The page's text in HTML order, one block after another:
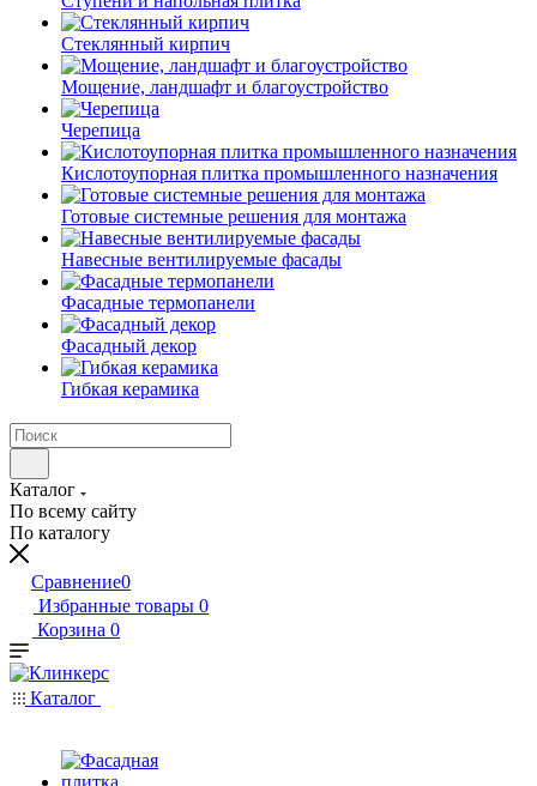
Cтеклянный кирпич
Мощение, ландшафт и благоустройство
Черепица
Кислотоупорная плитка промышленного назначения
Готовые системные решения для монтажа
Навесные вентилируемые фасады
Фасадные термопанели
Фасадный декор
Гибкая керамика
Каталог
По всему сайту
По каталогу
Сравнение0
Избранные товары 0
Корзина 0
Каталог